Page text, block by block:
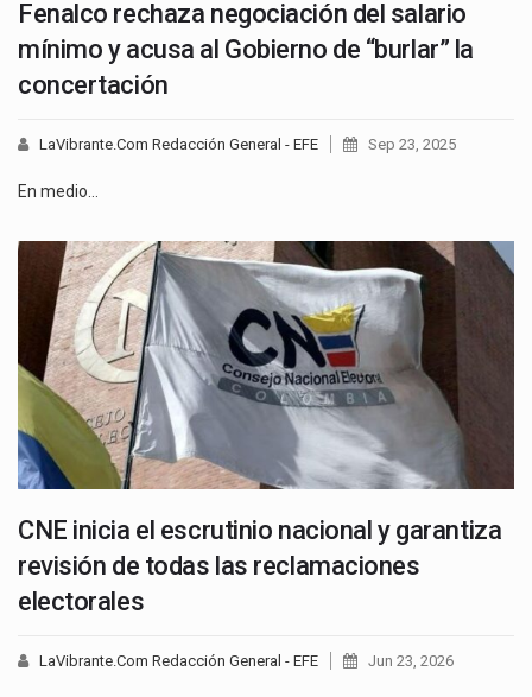
Fenalco rechaza negociación del salario
mínimo y acusa al Gobierno de “burlar” la
concertación
LaVibrante.Com Redacción General - EFE Sep 23, 2025
En medio…
CNE inicia el escrutinio nacional y garantiza
revisión de todas las reclamaciones
electorales
LaVibrante.Com Redacción General - EFE Jun 23, 2026